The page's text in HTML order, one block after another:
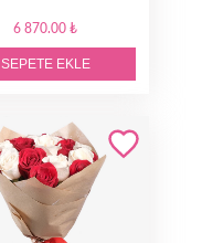
6 870.00 ₺
SEPETE EKLE